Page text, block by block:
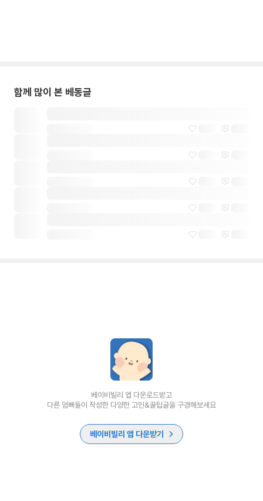
함께 많이 본 베동글
베이비빌리 앱 다운로드받고
다른 엄빠들이 작성한 다양한 고민&꿀팁글을 구경해보세요
베이비빌리 앱 다운받기